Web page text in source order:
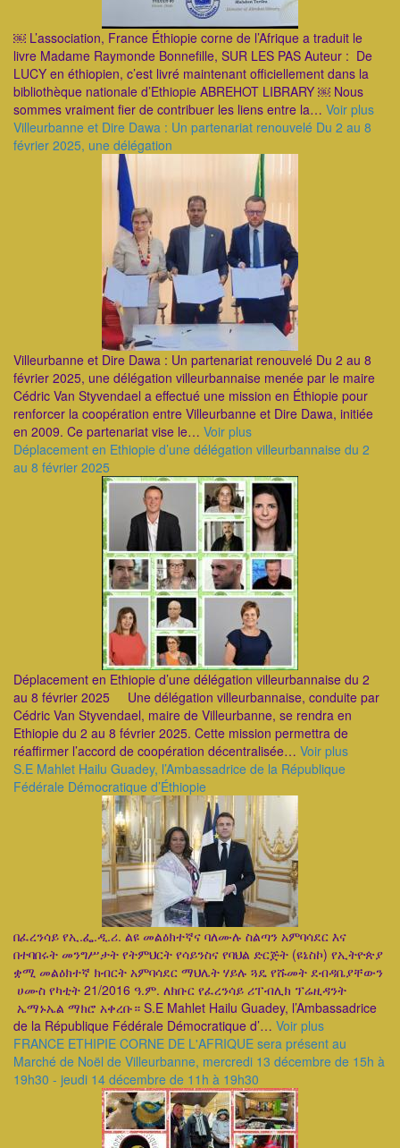
￼ L’association, France Éthiopie corne de l’Afrique a traduit le
livre Madame Raymonde Bonnefille, SUR LES PAS Auteur : De
LUCY en éthiopien, c’est livré maintenant officiellement dans la
bibliothèque nationale d’Ethiopie ABREHOT LIBRARY ￼ Nous
sommes vraiment fier de contribuer les liens entre la… Voir plus
Villeurbanne et Dire Dawa : Un partenariat renouvelé Du 2 au 8
février 2025, une délégation
Villeurbanne et Dire Dawa : Un partenariat renouvelé Du 2 au 8
février 2025, une délégation villeurbannaise menée par le maire
Cédric Van Styvendael a effectué une mission en Éthiopie pour
renforcer la coopération entre Villeurbanne et Dire Dawa, initiée
en 2009. Ce partenariat vise le… Voir plus
Déplacement en Ethiopie d’une délégation villeurbannaise du 2
au 8 février 2025
Déplacement en Ethiopie d’une délégation villeurbannaise du 2
au 8 février 2025 Une délégation villeurbannaise, conduite par
Cédric Van Styvendael, maire de Villeurbanne, se rendra en
Ethiopie du 2 au 8 février 2025. Cette mission permettra de
réaffirmer l’accord de coopération décentralisée… Voir plus
S.E Mahlet Hailu Guadey, l’Ambassadrice de la République
Fédérale Démocratique d’Éthiopie
በፈረንሳይ የኢ.ፌ.ዲ.ሪ. ልዩ መልዕክተኛና ባለሙሉ ስልጣን አምባሳደር እና
በተባበሩት መንግሥታት የትምህርት የሳይንስና የባህል ድርጅት (ዩኔስኮ) የኢትዮጵያ
ቋሚ መልዕክተኛ ክብርት አምባሳደር ማህሌት ሃይሉ ጓዴ የሹመት ደብዳቤያቸውን
ሀሙስ የካቲት 21/2016 ዓ.ም. ለክቡር የፈረንሳይ ሪፐብሊክ ፕሬዚዳንት
ኤማኑኤል ማክሮ አቀረቡ። S.E Mahlet Hailu Guadey, l’Ambassadrice
de la République Fédérale Démocratique d’… Voir plus
FRANCE ETHIPIE CORNE DE L'AFRIQUE sera présent au
Marché de Noël de Villeurbanne, mercredi 13 décembre de 15h à
19h30 - jeudi 14 décembre de 11h à 19h30